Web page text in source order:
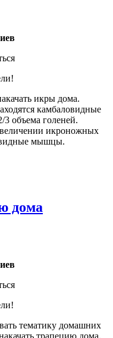
икры дома.
камбаловидные
объема голеней.
икроножных
мышцы.
дома
тематику домашних
трапецию дома.